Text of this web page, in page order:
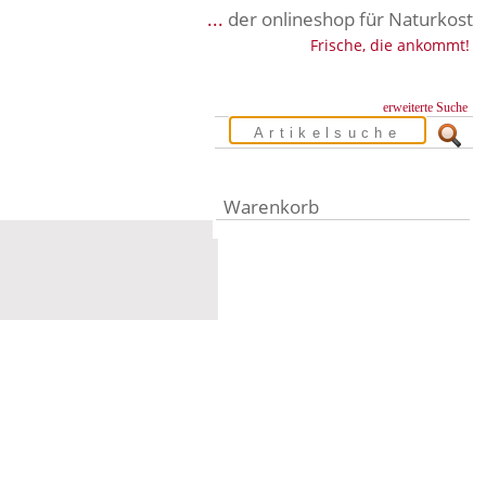
... der onlineshop für Naturkost
Frische, die ankommt!
erweiterte Suche
Warenkorb